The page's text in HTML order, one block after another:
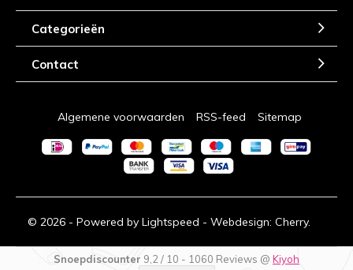
Categorieën
Contact
© 2026 - Powered by Lightspeed - Webdesign: Cherry.
Algemene voorwaarden RSS-feed Sitemap
Snoepdiscounter 9,2 / 10 - 1060 Reviews @ Kiyoh